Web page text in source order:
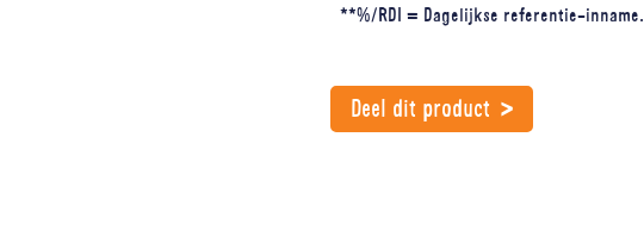
**%/RDI = Dagelijkse referentie-inname.
Deel dit product